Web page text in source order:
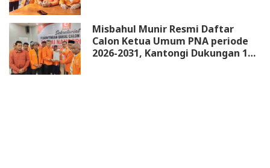
Misbahul Munir Resmi Daftar
Calon Ketua Umum PNA periode
2026-2031, Kantongi Dukungan 18